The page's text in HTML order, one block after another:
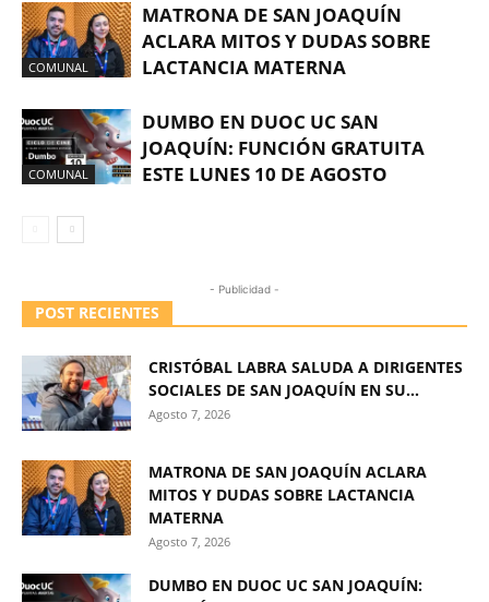
COMUNAL
MATRONA DE SAN JOAQUÍN
ACLARA MITOS Y DUDAS SOBRE
LACTANCIA MATERNA
COMUNAL
DUMBO EN DUOC UC SAN
JOAQUÍN: FUNCIÓN GRATUITA
ESTE LUNES 10 DE AGOSTO
- Publicidad -
POST RECIENTES
CRISTÓBAL LABRA SALUDA A DIRIGENTES
SOCIALES DE SAN JOAQUÍN EN SU...
Agosto 7, 2026
MATRONA DE SAN JOAQUÍN ACLARA
MITOS Y DUDAS SOBRE LACTANCIA
MATERNA
Agosto 7, 2026
DUMBO EN DUOC UC SAN JOAQUÍN: